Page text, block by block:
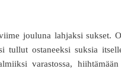
jouluna lahjaksi sukset.
tullut ostaneeksi suksia
varastossa,